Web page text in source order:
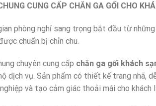
CUNG CẤP CHĂN GA GỐI CHO
phòng nghỉ sang trọng bắt đầu từ
chuẩn bị chỉn chu.
chuyên cung cấp chăn ga gối khách
dịch vụ. Sản phẩm có thiết kế trang nhã,
và tạo cảm giác thoải mái cho khách